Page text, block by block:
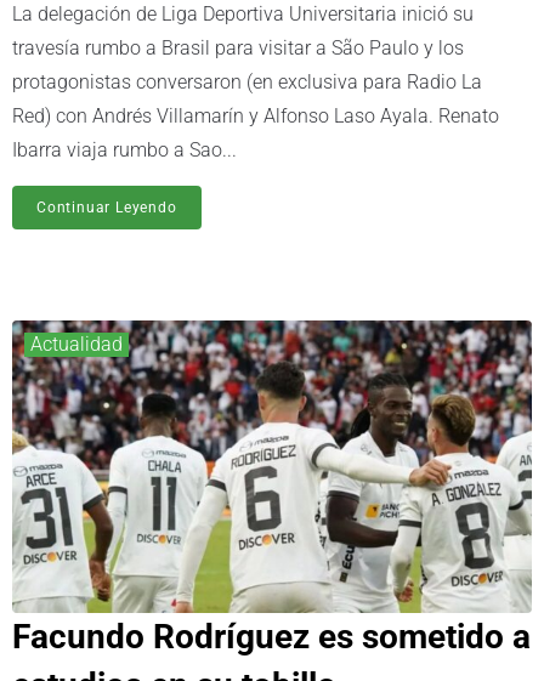
La delegación de Liga Deportiva Universitaria inició su
travesía rumbo a Brasil para visitar a São Paulo y los
protagonistas conversaron (en exclusiva para Radio La
Red) con Andrés Villamarín y Alfonso Laso Ayala. Renato
Ibarra viaja rumbo a Sao...
Continuar Leyendo
Actualidad
Facundo Rodríguez es sometido a